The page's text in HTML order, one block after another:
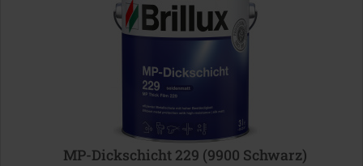
MP-Dickschicht 229 (9900 Schwarz)